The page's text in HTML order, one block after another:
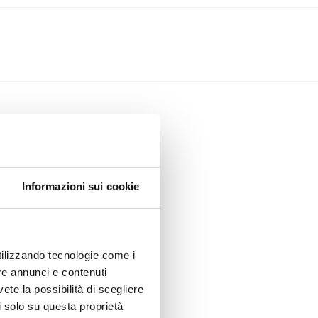
Informazioni sui cookie
tecnologie come i
annunci e contenuti
la possibilità di scegliere
su questa proprietà